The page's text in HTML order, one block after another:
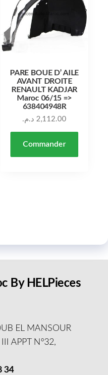
Le prix initial était : 8,000.00 د.م..
PARE BOUE D’ AILE
AVANT DROITE
RENAULT KADJAR
Maroc 06/15 =>
638404948R
2,112.00 د.م.
Commander
By HELPieces
EL MANSOUR
APPT N°32,
34